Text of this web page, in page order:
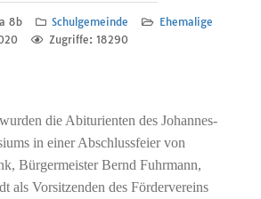
8b Schulgemeinde
Ehemalige
Zugriffe: 18290
die Abiturienten des Johannes-
in einer Abschlussfeier von
Bürgermeister Bernd Fuhrmann,
als Vorsitzenden des Fördervereins